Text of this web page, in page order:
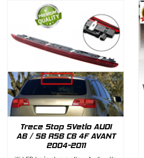
Trece Stop SVetlo AUDI
A6 / S6 RS6 C6 4F AVANT
2004-2011